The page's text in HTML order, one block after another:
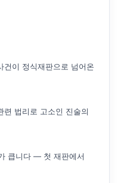
건이 정식재판으로 넘어온
련 법리로 고소인 진술의
큽니다 — 첫 재판에서